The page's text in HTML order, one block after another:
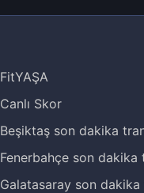
FitYAŞA
Canlı Skor
Beşiktaş son dakika
Fenerbahçe son
Galatasaray son